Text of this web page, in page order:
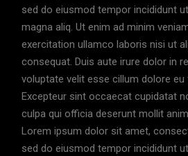
sed do eiusmod tempor incididunt
magna aliq. Ut enim ad minim
exercitation ullamco laboris nisi ut
consequat. Duis aute irure dolor in
voluptate velit esse cillum dolore eu
Excepteur sint occaecat cupidatat
culpa qui officia deserunt mollit
Lorem ipsum dolor sit amet,
sed do eiusmod tempor incididunt